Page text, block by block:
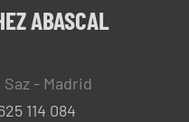
ABASCAL
- Madrid
114 084